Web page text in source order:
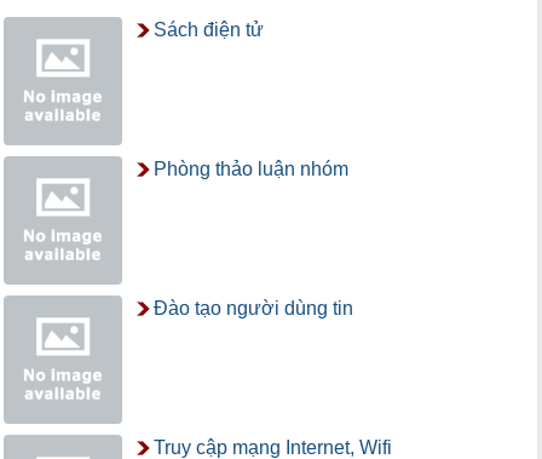
Sách điện tử
Phòng thảo luận nhóm
Đào tạo người dùng tin
Truy cập mạng Internet, Wifi